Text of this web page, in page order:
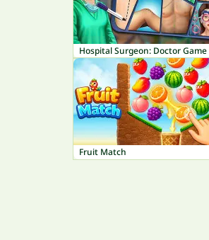
Hospital Surgeon: Doctor Game
Fruit Match